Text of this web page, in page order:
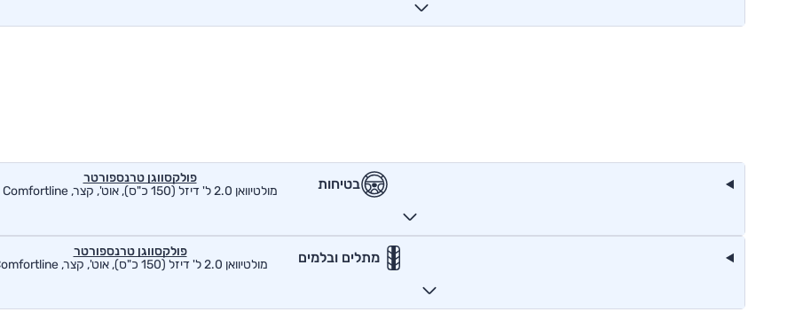
בטיחות
פולקסווגן טרנספורטר
מולטיוואן 2.0 ל' דיזל (150 כ"ס), אוט', קצר, Comfortline
מתלים ובלמים
פולקסווגן טרנספורטר
מולטיוואן 2.0 ל' דיזל (150 כ"ס), אוט', קצר, Comfortline